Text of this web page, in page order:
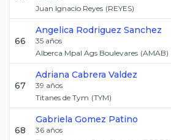
Juan Ignacio Reyes (REYES)
66
Angelica Rodriguez Sanchez
35 años
Alberca Mpal Ags Boulevares (AMAB)
67
Adriana Cabrera Valdez
39 años
Titanes de Tym (TYM)
68
Gabriela Gomez Patino
36 años